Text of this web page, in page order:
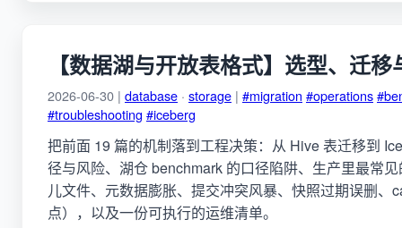
【数据湖与开放表格式】选型、迁移
2026-06-30 | database · storage | #migration #operations
#troubleshooting #iceberg
把前面 19 篇的机制落到工程决策：从 Hive 表迁移到
径与风险、湖仓 benchmark 的口径陷阱、生产里最常
儿文件、元数据膨胀、提交冲突风暴、快照过期误删、
点），以及一份可执行的运维清单。